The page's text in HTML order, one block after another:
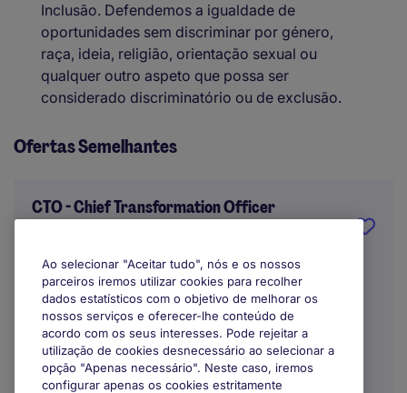
Inclusão. Defendemos a igualdade de
oportunidades sem discriminar por género,
raça, ideia, religião, orientação sexual ou
qualquer outro aspeto que possa ser
considerado discriminatório ou de exclusão.
Ofertas Semelhantes
CTO - Chief Transformation Officer
Porto
Indefinido
EUR60.000 - EUR80.000 por ano
Trabalho Remoto / Híbrido
Ao selecionar "Aceitar tudo", nós e os nossos
parceiros iremos utilizar cookies para recolher
dados estatísticos com o objetivo de melhorar os
nossos serviços e oferecer-lhe conteúdo de
acordo com os seus interesses. Pode rejeitar a
utilização de cookies desnecessário ao selecionar a
opção "Apenas necessário". Neste caso, iremos
configurar apenas os cookies estritamente